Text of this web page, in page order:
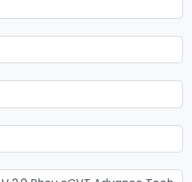
Sensore luci
Servosterzo
Vernice metallizzata